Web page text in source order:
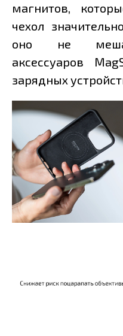
магнитов,
чехол
оно не
аксессуаров
зарядных